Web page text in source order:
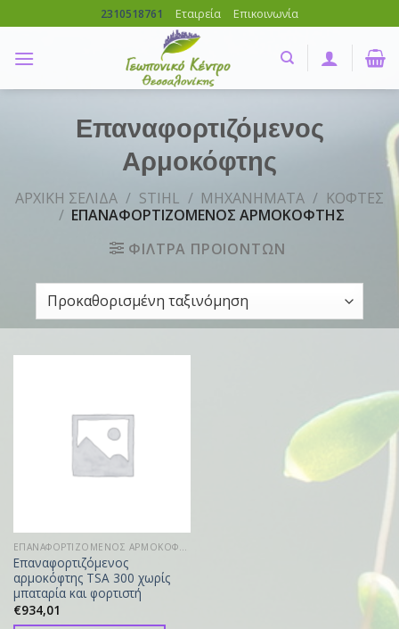
to
content
2310518761 Εταιρεία Επικοινωνία
Επαναφορτιζόμενος
Αρμοκόφτης
ΑΡΧΙΚΗ ΣΕΛΙΔΑ / STIHL / ΜΗΧΑΝΗΜΑΤΑ / ΚΟΦΤΕΣ
/ ΕΠΑΝΑΦΟΡΤΙΖΟΜΕΝΟΣ ΑΡΜΟΚΟΦΤΗΣ
ΦΙΛΤΡΑ ΠΡΟΙΟΝΤΩΝ
ΕΠΑΝΑΦΟΡΤΙΖΟΜΕΝΟΣ ΑΡΜΟΚΟΦΤΗΣ
Επαναφορτιζόμενος
αρμοκόφτης TSA 300 χωρίς
μπαταρία και φορτιστή
€934,01